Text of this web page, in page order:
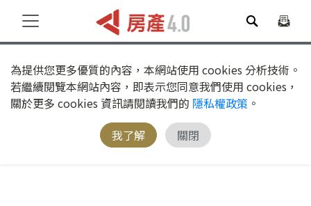
為提供您更多優質的內容，本網站使用 cookies 分析技術。
若繼續閱覽本網站內容，即表示您同意我們使用 cookies，
關於更多 cookies 資訊請閱讀我們的 隱私權政策 。
我了解
關閉